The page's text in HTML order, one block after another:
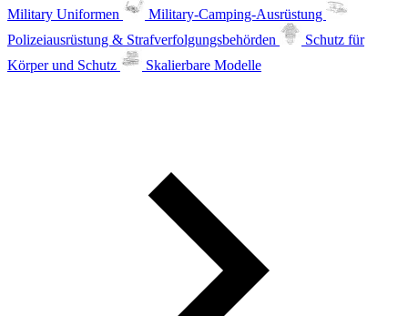
Military Uniformen
Military-Camping-Ausrüstung
Polizeiausrüstung & Strafverfolgungsbehörden
Schutz für
Körper und Schutz
Skalierbare Modelle